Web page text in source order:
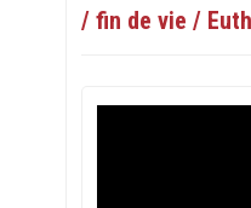
/ fin de vie /